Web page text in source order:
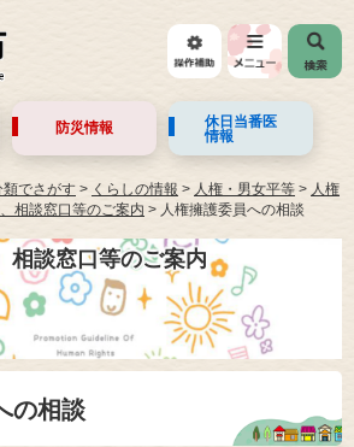
防災情報
休日当番医
情報
類でさがす > くらしの情報 > 人権・男女平等 > 人権
相談窓口等のご案内 > 人権擁護委員への相談
相談窓口等のご案内
の相談